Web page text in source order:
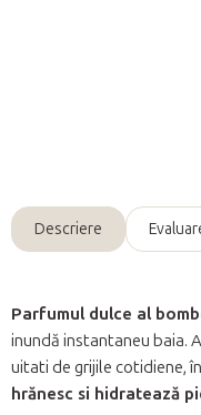
Descriere
Parfumul dulce al
inundă instantaneu baia.
uitati de grijile cotidiene,
hrănesc si hidratează